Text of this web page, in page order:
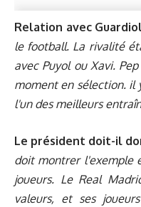
Relation avec
le football. La rivalité
avec Puyol ou Xavi.
moment en sélection. il
l'un des meilleurs
Le président doit-il
doit montrer l'exemple
joueurs. Le Real
valeurs, et ses